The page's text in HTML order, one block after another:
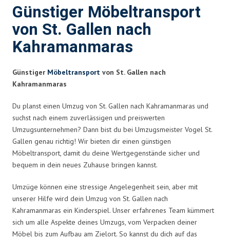
Günstiger Möbeltransport
von St. Gallen nach
Kahramanmaras
Günstiger Möbeltransport von St. Gallen nach
Kahramanmaras
Du planst einen Umzug von St. Gallen nach Kahramanmaras und
suchst nach einem zuverlässigen und preiswerten
Umzugsunternehmen? Dann bist du bei Umzugsmeister Vogel St.
Gallen genau richtig! Wir bieten dir einen günstigen
Möbeltransport, damit du deine Wertgegenstände sicher und
bequem in dein neues Zuhause bringen kannst.
Umzüge können eine stressige Angelegenheit sein, aber mit
unserer Hilfe wird dein Umzug von St. Gallen nach
Kahramanmaras ein Kinderspiel. Unser erfahrenes Team kümmert
sich um alle Aspekte deines Umzugs, vom Verpacken deiner
Möbel bis zum Aufbau am Zielort. So kannst du dich auf das